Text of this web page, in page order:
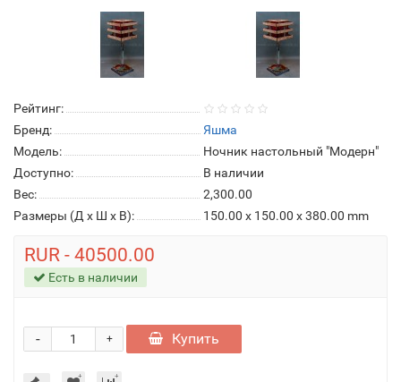
Рейтинг:
Бренд:
Яшма
Модель:
Ночник настольный "Модерн"
Доступно:
В наличии
Вес:
2,300.00
Размеры (Д x Ш x В):
150.00 x 150.00 x 380.00 mm
RUR - 40500.00
Есть в наличии
+
- Купить